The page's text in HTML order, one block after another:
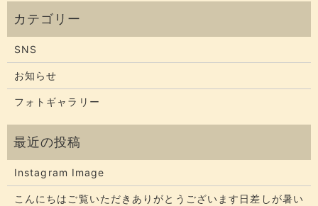
SNS
お知らせ
フォトギャラリー
Instagram Image
こんにちはご覧いただきありがとうございます​​​日差しが暑い